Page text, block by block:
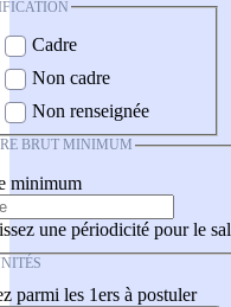
Cadre
Non cadre
Non renseignée
BRUT MINIMUM
minimum
une périodicité pour le
parmi les 1ers à postuler